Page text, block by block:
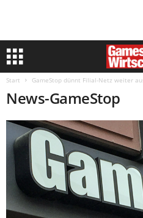
Start GameStop dünnt Filial-Netz weiter
News-GameStop